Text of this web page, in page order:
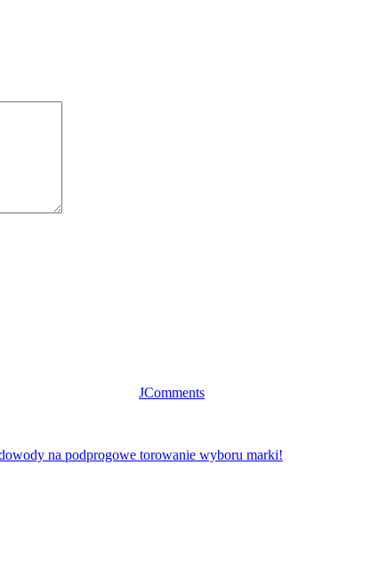
JComments
na podprogowe torowanie wyboru marki!